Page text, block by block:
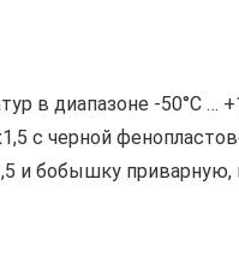
в диапазоне -50°С …
с черной
и бобышку